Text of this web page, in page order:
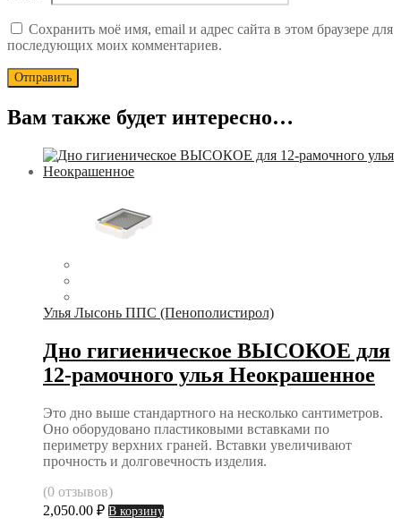
Сохранить моё имя, email и адрес сайта в этом браузере для
последующих моих комментариев.
Вам также будет интересно…
Улья Лысонь ППС (Пенополистирол)
Дно гигиеническое ВЫСОКОЕ для
12-рамочного улья Неокрашенное
Это дно выше стандартного на несколько сантиметров.
Оно оборудовано пластиковыми вставками по
периметру верхних граней. Вставки увеличивают
прочность и долговечность изделия.
(0 отзывов)
2,050.00 ₽ В корзину